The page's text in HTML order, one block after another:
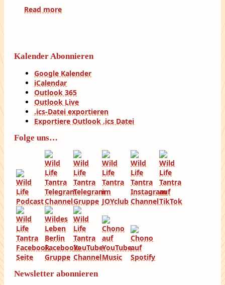
Read more
Kalender Abonnieren
Google Kalender
iCalendar
Outlook 365
Outlook Live
.ics-Datei exportieren
Exportiere Outlook .ics Datei
Folge uns…
Newsletter abonnieren